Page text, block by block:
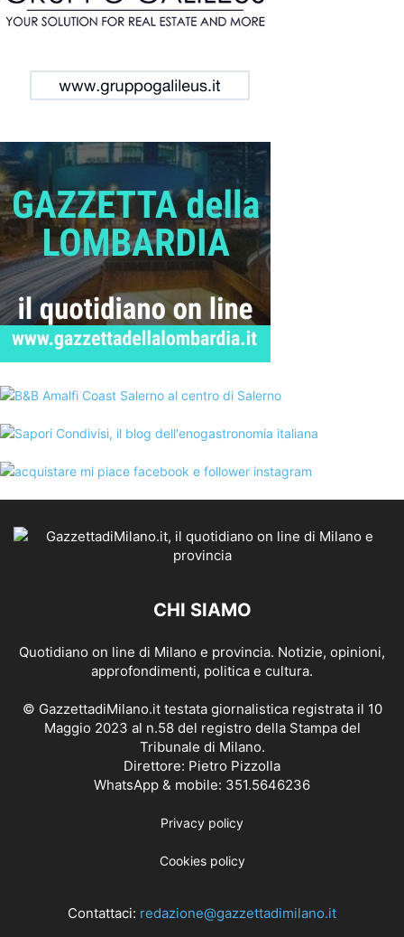
CHI SIAMO
Quotidiano on line di Milano e provincia. Notizie, opinioni,
approfondimenti, politica e cultura.
© GazzettadiMilano.it testata giornalistica registrata il 10
Maggio 2023 al n.58 del registro della Stampa del
Tribunale di Milano.
Direttore: Pietro Pizzolla
WhatsApp & mobile: 351.5646236
Privacy policy
Cookies policy
Contattaci: redazione@gazzettadimilano.it